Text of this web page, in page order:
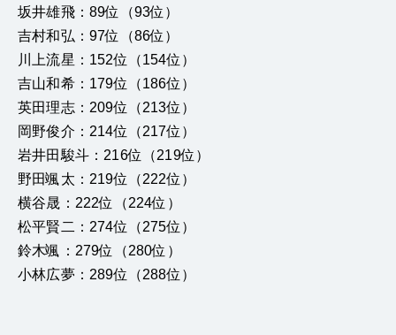
坂井雄飛：89位（93位）
吉村和弘：97位（86位）
川上流星：152位（154位）
吉山和希：179位（186位）
英田理志：209位（213位）
岡野俊介：214位（217位）
岩井田駿斗：216位（219位）
野田颯太：219位（222位）
横谷晟：222位（224位）
松平賢二：274位（275位）
鈴木颯：279位（280位）
小林広夢：289位（288位）